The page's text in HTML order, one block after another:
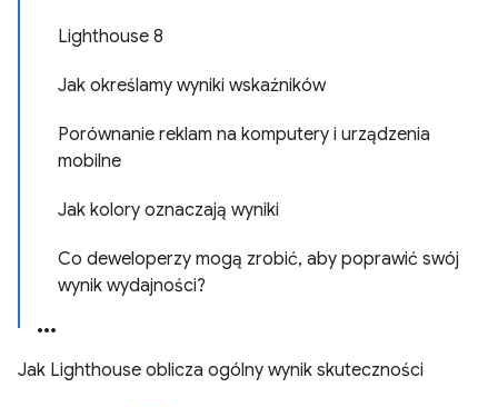
Lighthouse 8
Jak określamy wyniki wskaźników
Porównanie reklam na komputery i urządzenia
mobilne
Jak kolory oznaczają wyniki
Co deweloperzy mogą zrobić, aby poprawić swój
wynik wydajności?
Jak Lighthouse oblicza ogólny wynik skuteczności